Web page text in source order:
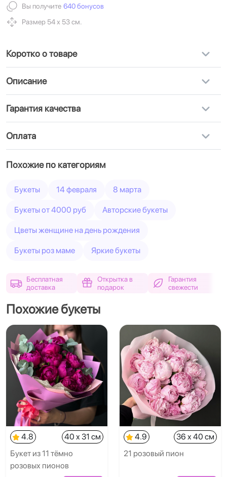
Вы получите 640 бонусов
Размер 54 х 53 см.
Коротко о товаре
Описание
Гарантия качества
Оплата
Похожие по категориям
Букеты 14 февраля 8 марта
Букеты от 4000 руб Авторские букеты
Цветы женщине на день рождения
Букеты роз маме Яркие букеты
Бесплатная
доставка
Открытка в
подарок
Гарантия
свежести
Похожие букеты
4.8
40 x 31 см
Букет из 11 тёмно
розовых пионов
4.9
36 x 40 см
21 розовый пион